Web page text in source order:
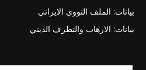
بيانات: الملف النووي الايراني
بيانات: الارهاب والتطرف الديني